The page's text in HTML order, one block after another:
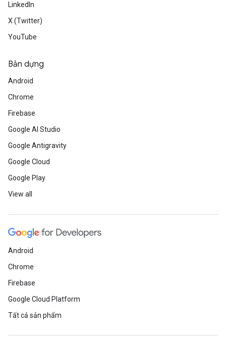
LinkedIn
X (Twitter)
YouTube
Bản dựng
Android
Chrome
Firebase
Google AI Studio
Google Antigravity
Google Cloud
Google Play
View all
Android
Chrome
Firebase
Google Cloud Platform
Tất cả sản phẩm